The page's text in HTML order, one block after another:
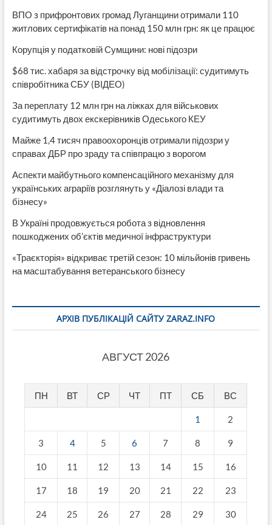
ВПО з прифронтових громад Луганщини отримали 110
житлових сертифікатів на понад 150 млн грн: як це працює
Корупція у податковій Сумщини: нові підозри
$68 тис. хабаря за відстрочку від мобілізації: судитимуть
співробітника СБУ (ВІДЕО)
За переплату 12 млн грн на ліжках для військових
судитимуть двох екскерівників Одеського КЕУ
Майже 1,4 тисяч правоохоронців отримали підозри у
справах ДБР про зраду та співпрацю з ворогом
Аспекти майбутнього компенсаційного механізму для
українських аграріїв розглянуть у «Діалозі влади та
бізнесу»
В Україні продовжується робота з відновлення
пошкоджених об’єктів медичної інфраструктури
«Траєкторія» відкриває третій сезон: 10 мільйонів гривень
на масштабування ветеранського бізнесу
АРХІВ ПУБЛІКАЦІЙ САЙТУ ZARAZ.INFO
АВГУСТ 2026
ПН ВТ СР ЧТ ПТ СБ ВС
1 2
3 4 5 6 7 8 9
10 11 12 13 14 15 16
17 18 19 20 21 22 23
24 25 26 27 28 29 30